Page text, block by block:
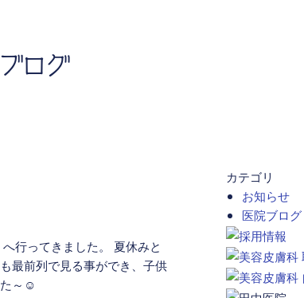
ログ
行ってきました。 夏休みと
最前列で見る事ができ、子供
た～☺
カテゴリ
お知らせ
医院ブログ